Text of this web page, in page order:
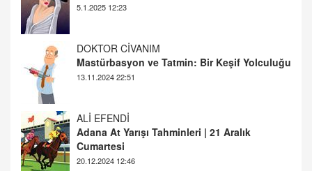
DOKTOR CİVANIM
ALİ EFENDİ
20.12.2024 12:46
TUTKUNUN PERİSİ
Sağlıklı Bir Cinsel Yaşam ile İlgili Bilinmesi